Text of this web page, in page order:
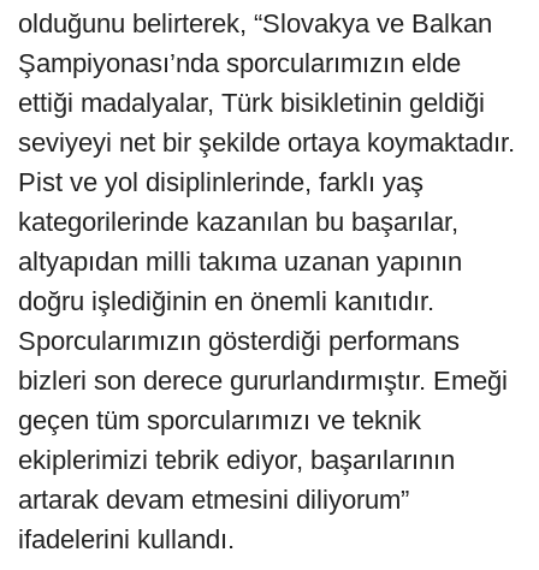
olduğunu belirterek, “Slovakya ve Balkan
Şampiyonası’nda sporcularımızın elde
ettiği madalyalar, Türk bisikletinin geldiği
seviyeyi net bir şekilde ortaya koymaktadır.
Pist ve yol disiplinlerinde, farklı yaş
kategorilerinde kazanılan bu başarılar,
altyapıdan milli takıma uzanan yapının
doğru işlediğinin en önemli kanıtıdır.
Sporcularımızın gösterdiği performans
bizleri son derece gururlandırmıştır. Emeği
geçen tüm sporcularımızı ve teknik
ekiplerimizi tebrik ediyor, başarılarının
artarak devam etmesini diliyorum”
ifadelerini kullandı.